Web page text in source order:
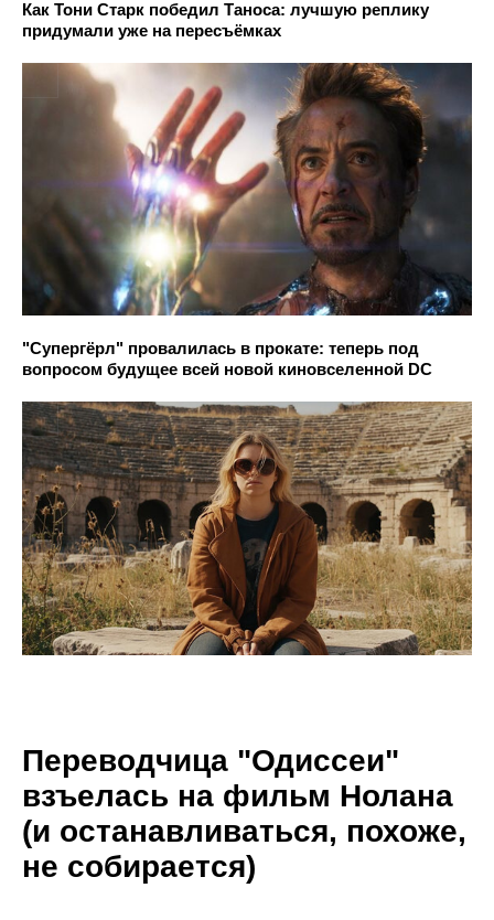
Как Тони Старк победил Таноса: лучшую реплику
придумали уже на пересъёмках
"Супергёрл" провалилась в прокате: теперь под
вопросом будущее всей новой киновселенной DC
Переводчица "Одиссеи"
взъелась на фильм Нолана
(и останавливаться, похоже,
не собирается)